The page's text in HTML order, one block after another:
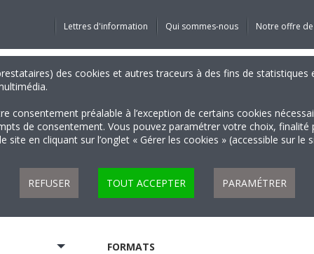
Lettres d'information Qui sommes-nous Notre offre
des cookies et autres traceurs à des fins de statistiques
consentement préalable à l’exception de certains cookies
de consentement. Vous pouvez paramétrer votre choix,
en cliquant sur l’onglet « Gérer les cookies » (accessible sur le
REFUSER TOUT ACCEPTER PARAMÉTRER
FORMATS